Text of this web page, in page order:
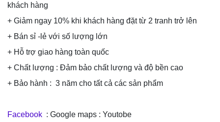
khách hàng
+ Giảm ngay 10% khi khách hàng đặt từ 2 tranh trở lên
+ Bán sỉ -lẻ với số lượng lớn
+ Hỗ trợ giao hàng toàn quốc
+ Chất lượng : Đảm bảo chất lượng và độ bền cao
+ Bảo hành : 3 năm cho tất cả các sản phẩm
Facebook : Google maps : Youtobe